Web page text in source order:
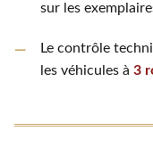
sur les
Le contrôle
les véhicules à 3